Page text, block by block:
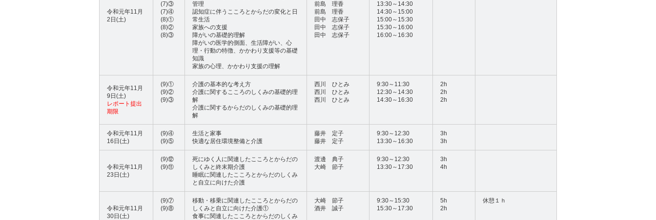
令和元年11月
2日(土)
(7)③
(7)④
(8)①
(8)②
(8)③
管理
認知症に伴うこころとからだの変化と日
常生活
家族への支援
障がいの基礎的理解
障がいの医学的側面、生活障がい、心
理・行動の特徴、かかわり支援等の基礎
知識
家族の心理、かかわり支援の理解
前島 理香
前島 理香
田中 志保子
田中 志保子
田中 志保子
13:30～14:30
14:30～15:00
15:00～15:30
15:30～16:00
16:00～16:30
令和元年11月
9日(土)
レポート提出
期限
(9)①
(9)②
(9)③
介護の基本的な考え方
介護に関するこころのしくみの基礎的理
解
介護に関するからだのしくみの基礎的理
解
西川 ひとみ
西川 ひとみ
西川 ひとみ
9:30～11:30
12:30～14:30
14:30～16:30
2h
2h
2h
令和元年11月
16日(土)
(9)④
(9)⑤
生活と家事
快適な居住環境整備と介護
藤井 定子
藤井 定子
9:30～12:30
13:30～16:30
3h
3h
令和元年11月
23日(土)
(9)⑫
(9)⑪
死にゆく人に関連したこころとからだの
しくみと終末期介護
睡眠に関連したこころとからだのしくみ
と自立に向けた介護
渡邊 典子
大崎 節子
9:30～12:30
13:30～17:30
3h
4h
令和元年11月
30日(土)
(9)⑦
(9)⑧
移動・移乗に関連したこころとからだの
しくみと自立に向けた介護①
食事に関連したこころとからだのしくみ
大崎 節子
酒井 誠子
9:30～15:30
15:30～17:30
5h
2h
休憩１ｈ